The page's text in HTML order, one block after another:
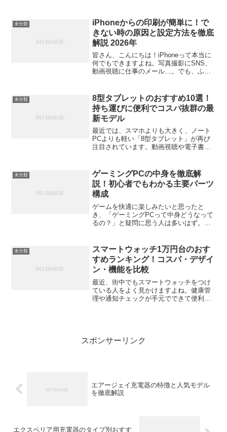
ーの間で話題になっています。焦る気持
ちはわかりますが、実は...
未分類
iPhoneからの印刷が簡単に！で
きない時の原因と設定方法を徹底
解説 2026年
皆さん、こんにちは！iPhoneって本当に
何でもできますよね。写真撮影にSNS、
動画視聴に仕事のメール…。でも、ふと
急に印刷しないといけなくなった」「旅
行の写真を思い出...
未分類
8型タブレットのおすすめ10選！
持ち運びに便利でコスパ抜群の最
新モデル
最近では、スマホよりも大きく、ノート
PCよりも軽い「8型タブレット」が再び
注目されています。動画視聴や電子書
感。この記事では、最新の8インチタブレ
ットからおすすめの10...
未分類
ゲーミングPCの中身を徹底解
説！初心者でもわかる主要パーツ
構成
ゲームを快適に楽しみたいと思ったと
き、「ゲーミングPCって中身どうなって
るの？」と疑問に思う人は多いはず。見
ています。この記事では、初心者でもわ
かるように、ゲーミングP...
未分類
スマートウォッチ1万円台のおす
すめランキング！コスパ・デザイ
ン・機能を比較
最近、街中でもスマートウォッチをつけ
ている人をよく見かけますよね。健康管
理や通知チェックが手元でできて便利で
スポンサーリンク
エアージェイ充電器の特徴と人気モデル
を徹底解説
エクスペリア用充電器のタイプ別おすす